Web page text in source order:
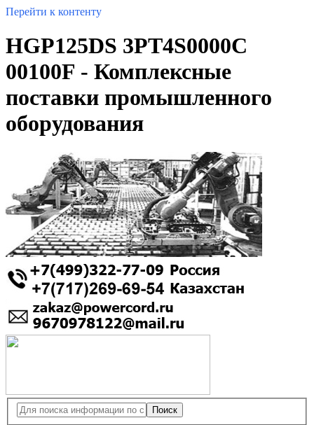
Перейти к контенту
HGP125DS 3PT4S0000C
00100F - Комплексные
поставки промышленного
оборудования
Поиск